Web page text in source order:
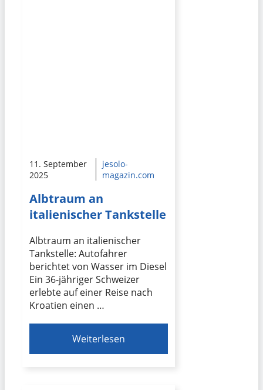
11. September
2025
jesolo-
magazin.com
Albtraum an
italienischer Tankstelle
Albtraum an italienischer
Tankstelle: Autofahrer
berichtet von Wasser im Diesel
Ein 36-jähriger Schweizer
erlebte auf einer Reise nach
Kroatien einen …
Weiterlesen